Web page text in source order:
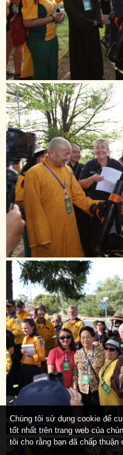
Chúng tôi sử dụng cookie để
tốt nhất trên trang web của
tôi cho rằng bạn đã chấp